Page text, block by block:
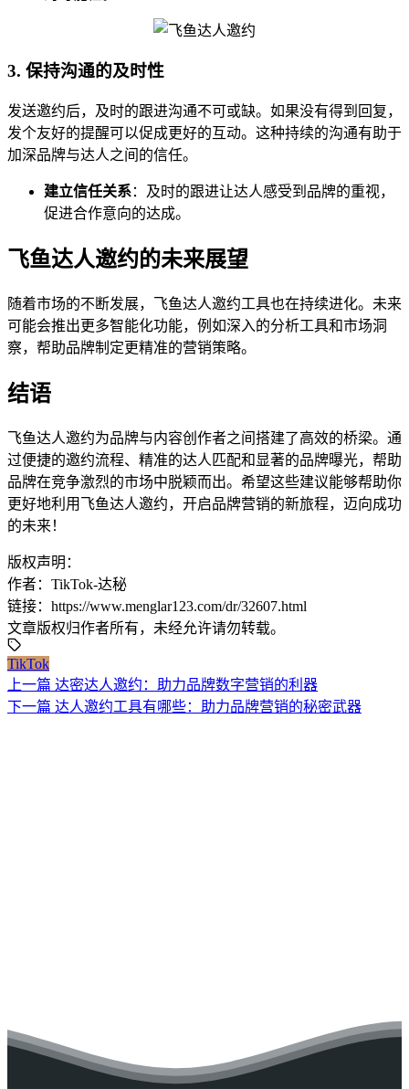
3. 保持沟通的及时性
发送邀约后，及时的跟进沟通不可或缺。如果没有得到回复，
发个友好的提醒可以促成更好的互动。这种持续的沟通有助于
加深品牌与达人之间的信任。
建立信任关系：及时的跟进让达人感受到品牌的重视，
促进合作意向的达成。
飞鱼达人邀约的未来展望
随着市场的不断发展，飞鱼达人邀约工具也在持续进化。未来
可能会推出更多智能化功能，例如深入的分析工具和市场洞
察，帮助品牌制定更精准的营销策略。
结语
飞鱼达人邀约为品牌与内容创作者之间搭建了高效的桥梁。通
过便捷的邀约流程、精准的达人匹配和显著的品牌曝光，帮助
品牌在竞争激烈的市场中脱颖而出。希望这些建议能够帮助你
更好地利用飞鱼达人邀约，开启品牌营销的新旅程，迈向成功
的未来！
版权声明：
作者：TikTok-达秘
链接：https://www.menglar123.com/dr/32607.html
文章版权归作者所有，未经允许请勿转载。
TikTok
上一篇 达密达人邀约：助力品牌数字营销的利器
下一篇 达人邀约工具有哪些：助力品牌营销的秘密武器